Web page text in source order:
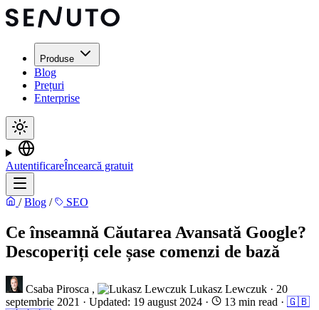
Produse
Blog
Prețuri
Enterprise
AutentificareÎncearcă gratuit
/ Blog / SEO
Ce înseamnă Căutarea Avansată Google?
Descoperiți cele șase comenzi de bază
Csaba Pirosca , Lukasz Lewczuk · 20
septembrie 2021 · Updated: 19 august 2024 · 13 min read · 🇬🇧